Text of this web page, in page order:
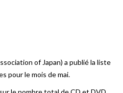
of Japan) a publié la liste
pour le mois de mai.